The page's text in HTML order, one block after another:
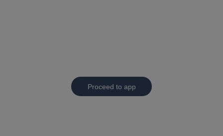
Proceed to app